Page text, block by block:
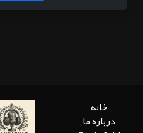
خانه
درباره ما